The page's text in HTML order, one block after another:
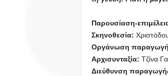
Παρουσίαση-
Σκηνοθεσία:
Οργάνωση
Αρχισυνταξία: Τζίνα
Διεύθυνση